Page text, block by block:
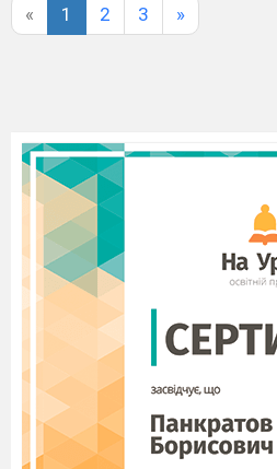
« 1 2 3 »